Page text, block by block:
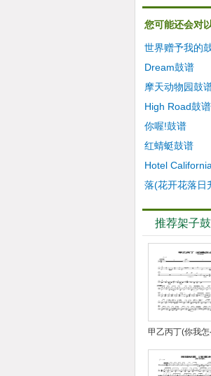
您可能还会对
世界赠予我的
Dream鼓谱
摩天动物园鼓
High Road鼓谱
你喔!鼓谱
红蜻蜓鼓谱
Hotel
落(花开花落日
推荐架子
甲乙丙丁(你我
鼓谱